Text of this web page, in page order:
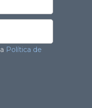
Política de